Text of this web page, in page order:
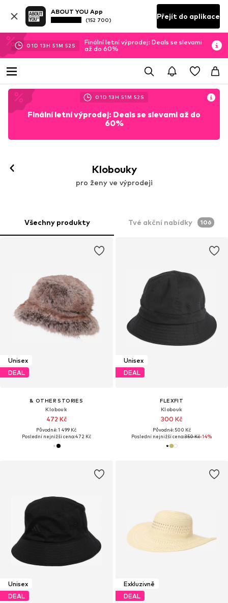
ABOUT YOU App
(152 700) Přejít do aplikace
01D 13H 51M 50 S
Finální letní výprodej: Deals se slevami
až do 60%
01D 13H 51M 50 S
Finální letní výprodej: Deals se slevami až do
60%
Klobouky
pro ženy ve výprodeji
Všechny produkty Tvé akční nabídky 106
Unisex
DEAL
& OTHER STORIES
Klobouk
472 Kč
Původně: 1 499 Kč
Poslední nejnižší cena:472 Kč
Unisex
DEAL
FLEXFIT
Klobouk
300 Kč
Původně: 500 Kč
Poslední nejnižší cena:350 Kč-14%
Unisex
DEAL
Exkluzivně
DEAL